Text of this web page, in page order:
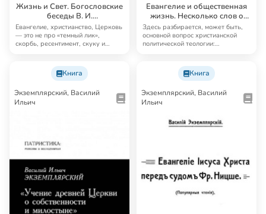
Жизнь и Свет. Богословские
беседы В. И.
Экземплярского
Евангелие, христианство, Церковь
— это не про «темный лик»,
скорбь, ресентимент, скуку и
Евангелие и общественная
жизнь. Несколько слов о
социальной стороне
евангельской проповеди
Здесь разбирается, может быть,
основной вопрос христианской
политической теологии:
Книга
Экземплярский, Василий
Ильич
Книга
Экземплярский, Василий
Ильич